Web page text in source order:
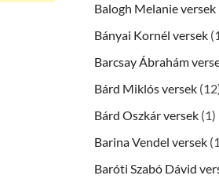
Balogh Melanie versek
Bányai Kornél versek
Barcsay Ábrahám
Bárd Miklós versek
Bárd Oszkár versek (1)
Barina Vendel versek
Baróti Szabó Dávid